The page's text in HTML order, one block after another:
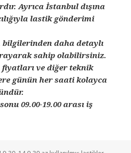
Ayrıca İstanbul dışına
lastik gönderimi
bilgilerinden daha detaylı
sahip olabilirsiniz.
ve diğer teknik
günün her saati kolayca
09.00-19.00 arası iş